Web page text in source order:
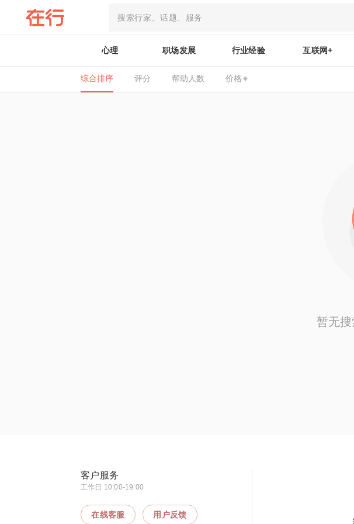
心理 职场发展 行业经验 互联网+
综合排序 评分 帮助人数 价格
暂无
客户服务
工作日 10:00-19:00
在线客服 用户反馈